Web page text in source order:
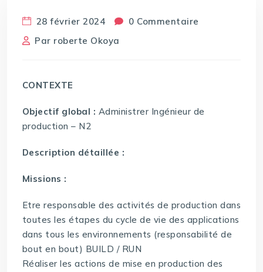
28 février 2024
0 Commentaire
Par roberte Okoya
CONTEXTE
Objectif global : Administrer Ingénieur de
production – N2
Description détaillée :
Missions :
Etre responsable des activités de production dans
toutes les étapes du cycle de vie des applications
dans tous les environnements (responsabilité de
bout en bout) BUILD / RUN
Réaliser les actions de mise en production des